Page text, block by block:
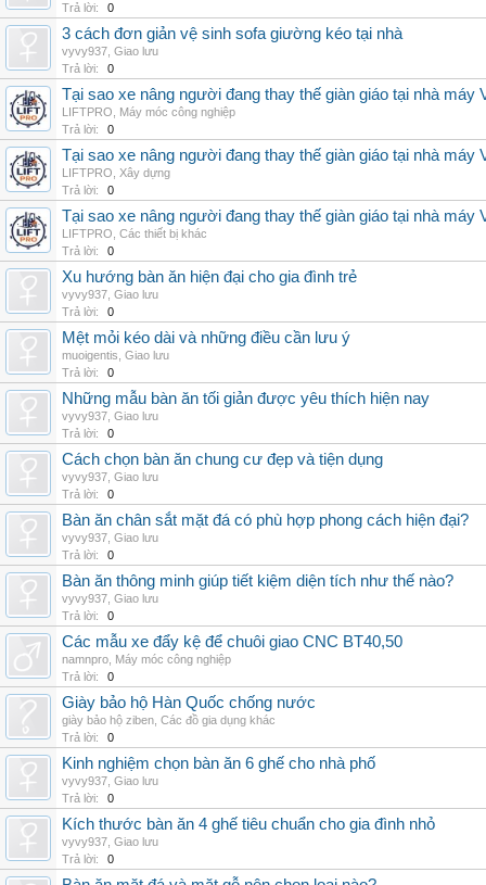
Trả lời:
0
3 cách đơn giản vệ sinh sofa giường kéo tại nhà
vyvy937 Giao lưu
Trả lời:
0
Tại sao xe nâng người đang thay thế giàn giáo tại nhà máy
LIFTPRO
Máy móc công nghiệp
Trả lời:
0
Tại sao xe nâng người đang thay thế giàn giáo tại nhà máy
LIFTPRO
Xây dựng
Trả lời:
0
Tại sao xe nâng người đang thay thế giàn giáo tại nhà máy
LIFTPRO Các thiết bị khác
Trả lời:
0
Xu hướng bàn ăn hiện đại cho gia đình trẻ
vyvy937 Giao lưu
Trả lời:
0
Mệt mỏi kéo dài và những điều cần lưu ý
muoigentis Giao lưu
Trả lời:
0
Những mẫu bàn ăn tối giản được yêu thích hiện nay
vyvy937 Giao lưu
Trả lời:
0
Cách chọn bàn ăn chung cư đẹp và tiện dụng
vyvy937 Giao lưu
Trả lời:
0
Bàn ăn chân sắt mặt đá có phù hợp phong cách hiện đại?
vyvy937 Giao lưu
Trả lời:
0
Bàn ăn thông minh giúp tiết kiệm diện tích như thế nào?
vyvy937 Giao lưu
Trả lời:
0
Các mẫu xe đẩy kệ để chuôi giao CNC BT40,50
namnpro Máy móc công nghiệp
Trả lời:
0
Giày bảo hộ Hàn Quốc chống nước
giày bảo hộ ziben Các đồ gia dụng khác
Trả lời:
0
Kinh nghiệm chọn bàn ăn 6 ghế cho nhà phố
vyvy937 Giao lưu
Trả lời:
0
Kích thước bàn ăn 4 ghế tiêu chuẩn cho gia đình nhỏ
vyvy937 Giao lưu
Trả lời:
0